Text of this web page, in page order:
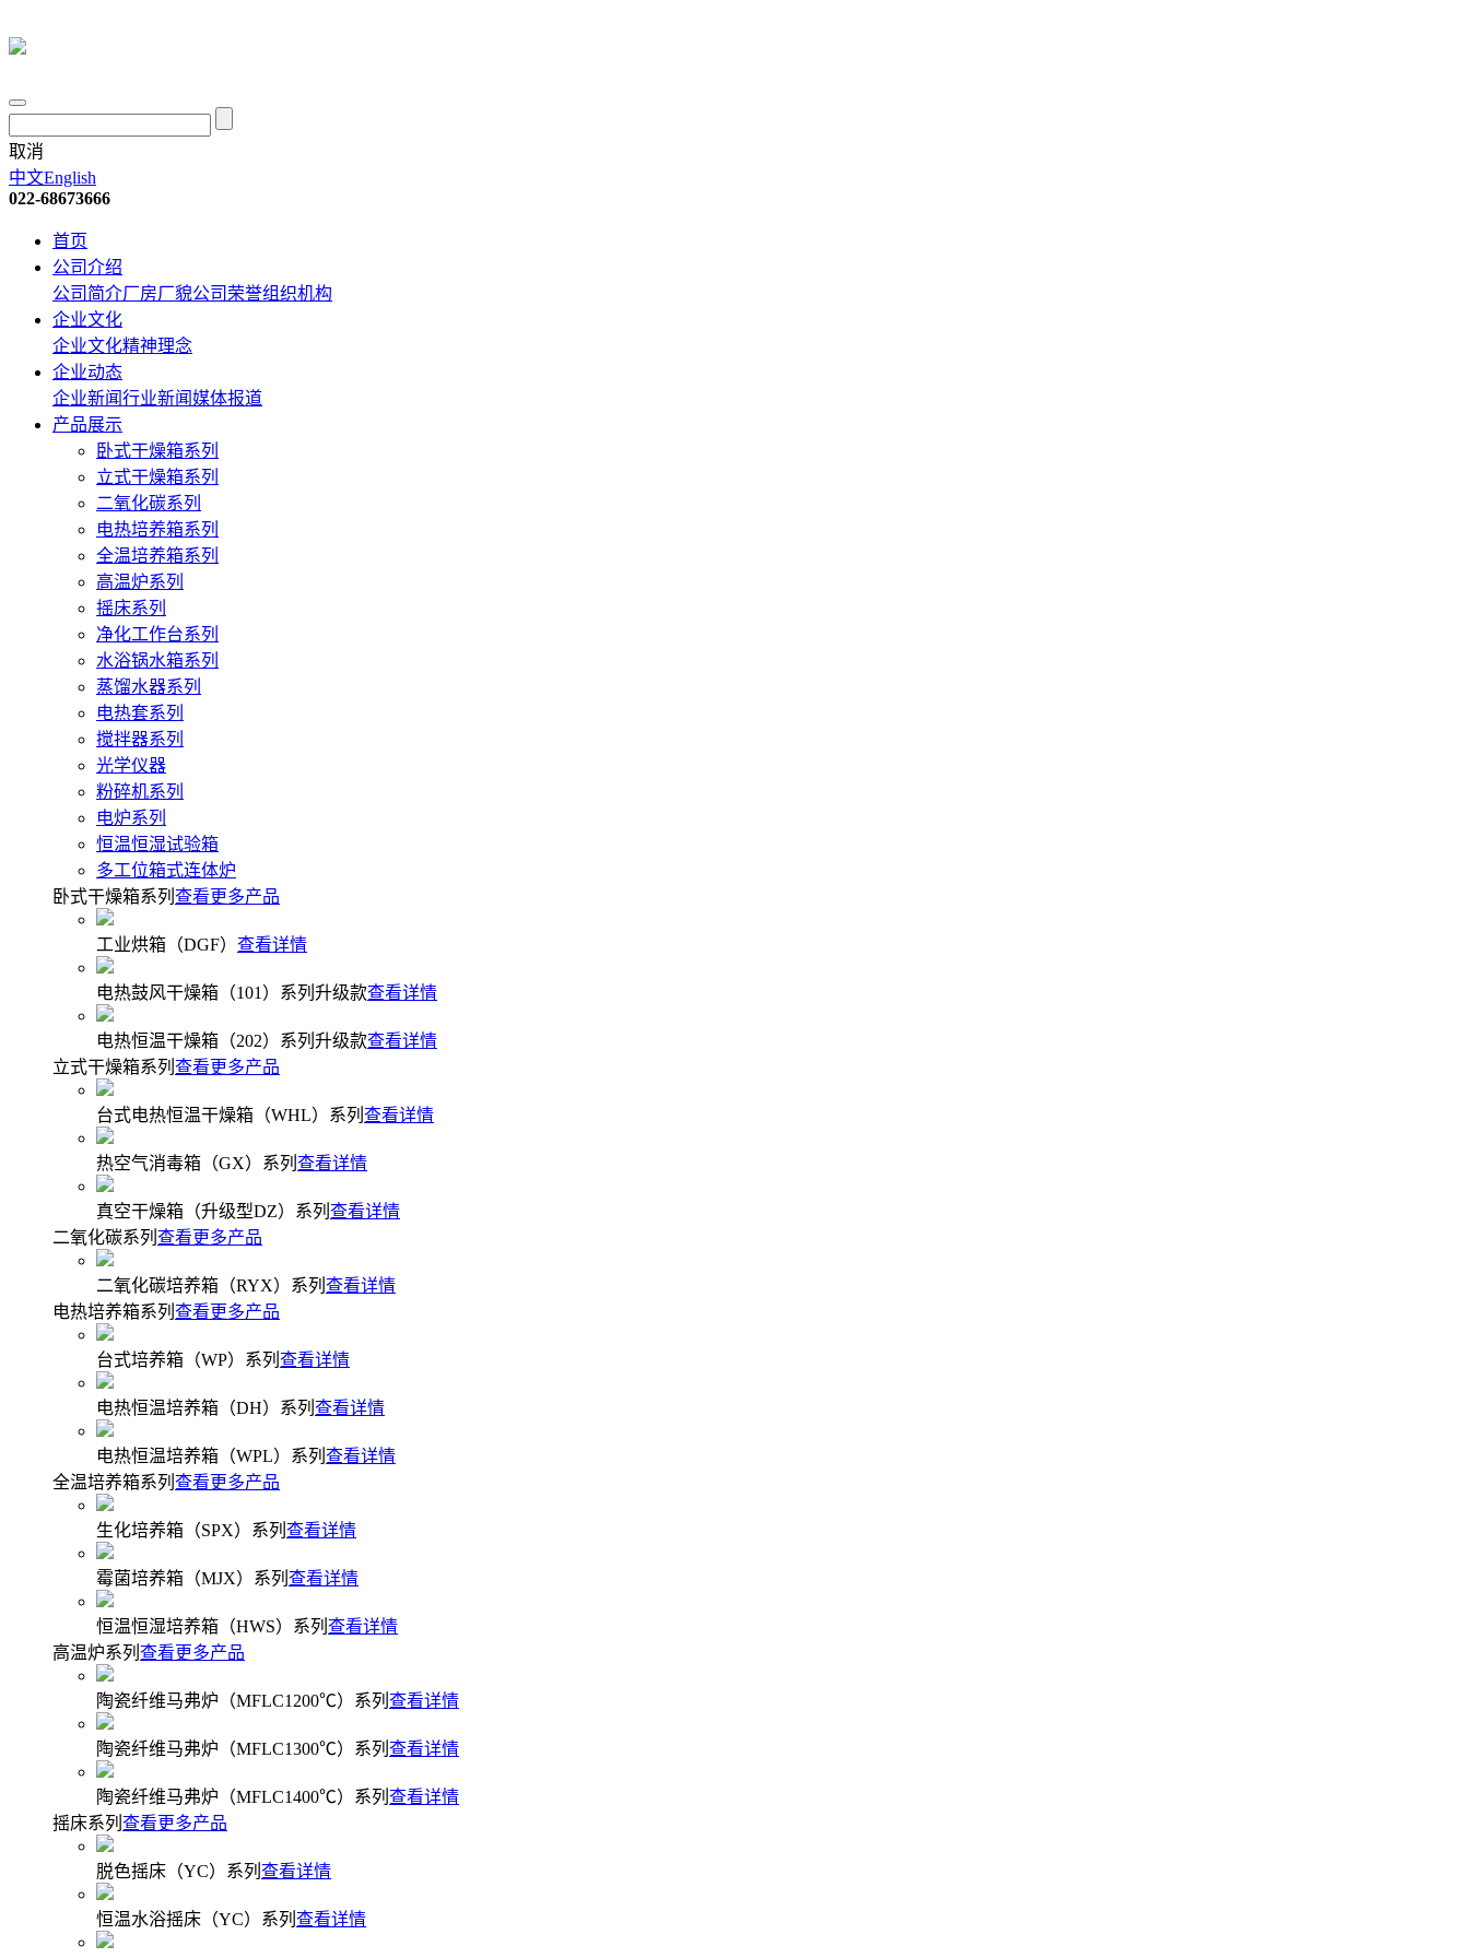
取消
中文English
022-68673666
首页
公司介绍
公司简介厂房厂貌公司荣誉组织机构
企业文化
企业文化精神理念
企业动态
企业新闻行业新闻媒体报道
产品展示
卧式干燥箱系列
立式干燥箱系列
二氧化碳系列
电热培养箱系列
全温培养箱系列
高温炉系列
摇床系列
净化工作台系列
水浴锅水箱系列
蒸馏水器系列
电热套系列
搅拌器系列
光学仪器
粉碎机系列
电炉系列
恒温恒湿试验箱
多工位箱式连体炉
卧式干燥箱系列 查看更多产品
工业烘箱（DGF） 查看详情
电热鼓风干燥箱（101）系列升级款查看详情
电热恒温干燥箱（202）系列升级款查看详情
立式干燥箱系列 查看更多产品
台式电热恒温干燥箱（WHL）系列 查看详情
热空气消毒箱（GX）系列 查看详情
真空干燥箱（升级型DZ）系列 查看详情
二氧化碳系列 查看更多产品
二氧化碳培养箱（RYX）系列 查看详情
电热培养箱系列 查看更多产品
台式培养箱（WP）系列 查看详情
电热恒温培养箱（DH）系列 查看详情
电热恒温培养箱（WPL）系列 查看详情
全温培养箱系列 查看更多产品
生化培养箱（SPX）系列 查看详情
霉菌培养箱（MJX）系列 查看详情
恒温恒湿培养箱（HWS）系列 查看详情
高温炉系列 查看更多产品
陶瓷纤维马弗炉（MFLC1200℃）系列 查看详情
陶瓷纤维马弗炉（MFLC1300℃）系列 查看详情
陶瓷纤维马弗炉（MFLC1400℃）系列 查看详情
摇床系列 查看更多产品
脱色摇床（YC）系列 查看详情
恒温水浴摇床（YC）系列 查看详情